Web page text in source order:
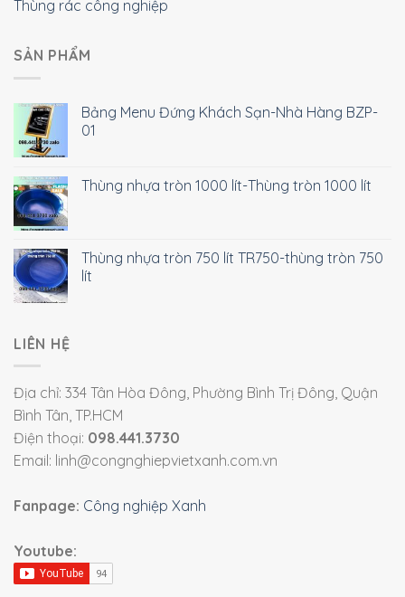
Thùng rác công nghiệp
SẢN PHẨM
Bảng Menu Đứng Khách Sạn-Nhà Hàng BZP-
01
Thùng nhựa tròn 1000 lít-Thùng tròn 1000 lít
Thùng nhựa tròn 750 lít TR750-thùng tròn 750
lít
LIÊN HỆ
Địa chỉ: 334 Tân Hòa Đông, Phường Bình Trị Đông, Quận
Bình Tân, TP.HCM
Điện thoại: 098.441.3730
Email: linh@congnghiepvietxanh.com.vn
Fanpage: Công nghiệp Xanh
Youtube: